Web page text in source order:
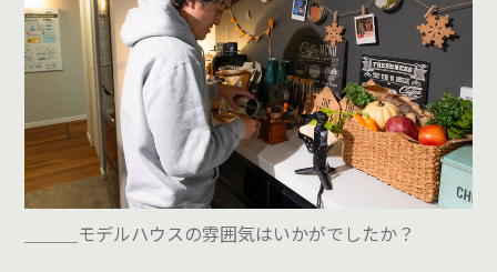
＿＿＿モデルハウスの雰囲気はいかがでしたか？